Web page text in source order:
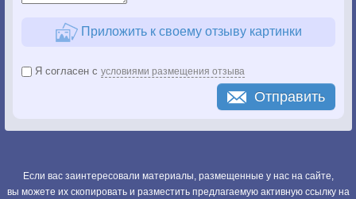
Приложить к своему отзыву картинки
Я согласен с условиями размещения отзыва
Отправить
Если вас заинтересовали материалы, размещенные у нас на сайте,
вы можете их скопировать и разместить предлагаемую активную ссылку на